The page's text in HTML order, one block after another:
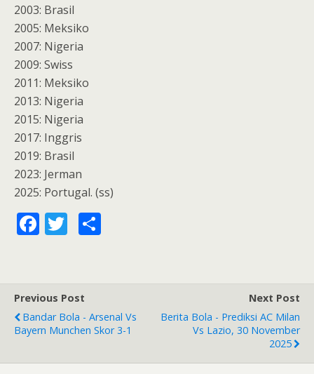
2003: Brasil
2005: Meksiko
2007: Nigeria
2009: Swiss
2011: Meksiko
2013: Nigeria
2015: Nigeria
2017: Inggris
2019: Brasil
2023: Jerman
2025: Portugal. (ss)
F
b
o
o
k
T
er
Previous Post
Bandar Bola - Arsenal Vs
Bayern Munchen Skor 3-1
Next Post
Berita Bola - Prediksi AC Milan
Vs Lazio, 30 November
2025